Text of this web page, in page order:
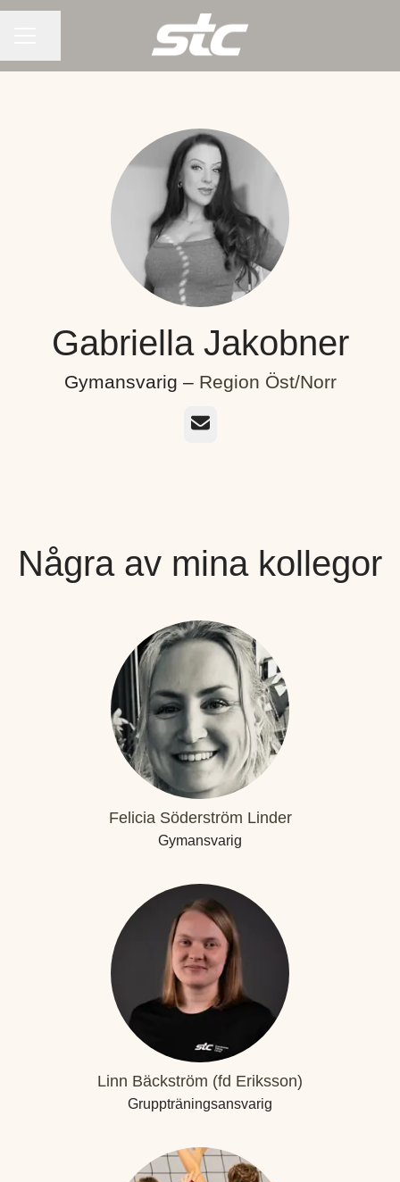
Gabriella Jakobner
Gymansvarig – Region Öst/Norr
E-post
Några av mina kollegor
Felicia Söderström Linder
Gymansvarig
Linn Bäckström (fd Eriksson)
Gruppträningsansvarig